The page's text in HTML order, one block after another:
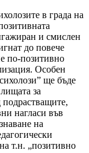
в града на
и смислен
до повече
по-позитивно
Особен
ще бъде
за
подрастващите,
нагласи във
на
т.н. „позитивно